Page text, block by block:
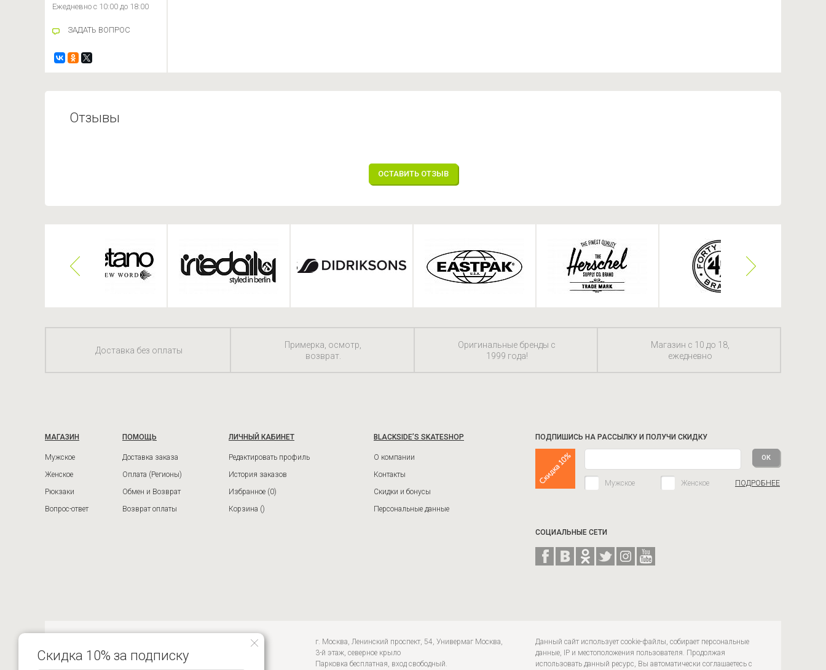
Ежедневно с 10:00 до 18:00
ЗАДАТЬ ВОПРОС
Отзывы
ОСТАВИТЬ ОТЗЫВ
Доставка без оплаты
Примерка, осмотр,
возврат.
Оригинальные бренды с
1999 года!
Магазин с 10 до 18,
ежедневно
МАГАЗИН
Мужское
Женское
Рюкзаки
Вопрос-ответ
ПОМОЩЬ
Доставка заказа
Оплата (Регионы)
Обмен и Возврат
Возврат оплаты
ЛИЧНЫЙ КАБИНЕТ
Редактировать профиль
История заказов
Избранное (0)
Корзина ()
BLACKSIDE’S SKATESHOP
О компании
Контакты
Скидки и бонусы
Персональные данные
ПОДПИШИСЬ НА РАССЫЛКУ И ПОЛУЧИ СКИДКУ
Мужское Женское ПОДРОБНЕЕ
СОЦИАЛЬНЫЕ СЕТИ
Данный сайт использует cookie-файлы, собирает персональные
данные, IP и местоположения пользователя. Продолжая
использовать данный ресурс, Вы автоматически соглашаетесь с
г. Москва, Ленинский проспект, 54, Универмаг Москва,
3-й этаж, северное крыло
Парковка бесплатная, вход свободный.
Скидка 10% за подписку